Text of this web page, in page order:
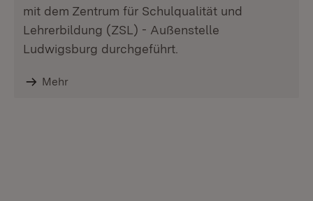
mit dem Zentrum für Schulqualität und
Lehrerbildung (ZSL) - Außenstelle
Ludwigsburg durchgeführt.
Mehr